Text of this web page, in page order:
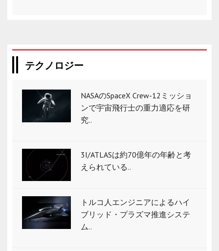
テクノロジー
NASAのSpaceX Crew-12ミッショ
ンで宇宙飛行士の重力適応を研
究..
3I/ATLASは約70億年の年齢と考
えられている..
トルコ人エンジニアによるハイ
ブリッド・プラズマ推進システ
ム..